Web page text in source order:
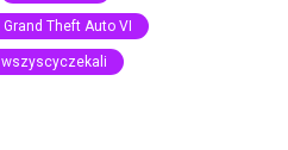
Grand Theft Auto VI
wszyscyczekali